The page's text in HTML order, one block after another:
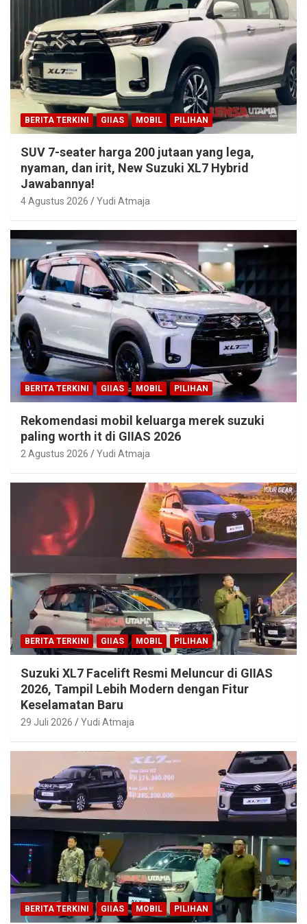
BERITA TERKINI GIIAS MOBIL PILIHAN
SUV 7-seater harga 200 jutaan yang lega,
nyaman, dan irit, New Suzuki XL7 Hybrid
Jawabannya!
4 Agustus 2026 Yudi Atmaja
BERITA TERKINI GIIAS MOBIL PILIHAN
Rekomendasi mobil keluarga merek suzuki
paling worth it di GIIAS 2026
2 Agustus 2026 Yudi Atmaja
BERITA TERKINI GIIAS MOBIL PILIHAN
Suzuki XL7 Facelift Resmi Meluncur di GIIAS
2026, Tampil Lebih Modern dengan Fitur
Keselamatan Baru
29 Juli 2026 Yudi Atmaja
BERITA TERKINI GIIAS MOBIL PILIHAN